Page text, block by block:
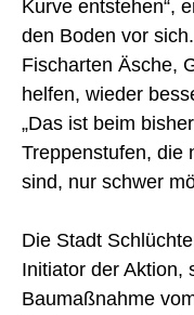
Kurve entstehen“,
den Boden vor
Fischarten Äsche,
helfen, wieder
„Das ist beim
Treppenstufen, die
sind, nur schwer
Die Stadt
Initiator der Aktion,
Baumaßnahme